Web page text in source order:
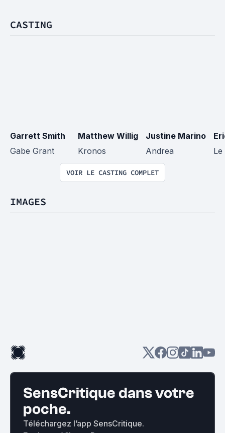
CASTING
Garrett Smith
Gabe Grant
Matthew Willig
Kronos
Justine Marino
Andrea
VOIR LE CASTING COMPLET
IMAGES
SensCritique dans votre
poche.
Téléchargez l’app SensCritique.